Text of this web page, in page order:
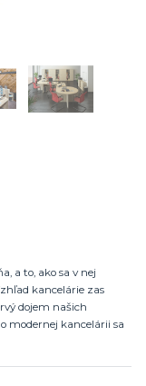
a to, ako sa v nej
kancelárie zas
dojem našich
modernej kancelárii sa